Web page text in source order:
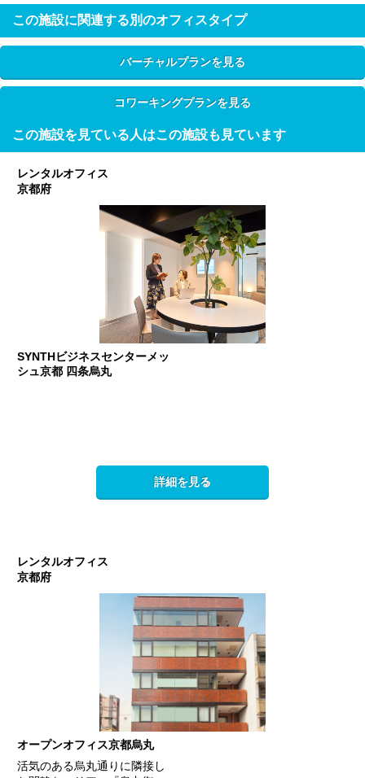
この施設に関連する別のオフィスタイプ
バーチャルプランを見る
コワーキングプランを見る
この施設を見ている人はこの施設も見ています
レンタルオフィス
京都府
SYNTHビジネスセンターメッ
シュ京都 四条烏丸
詳細を見る
レンタルオフィス
京都府
オープンオフィス京都烏丸
活気のある烏丸通りに隣接し